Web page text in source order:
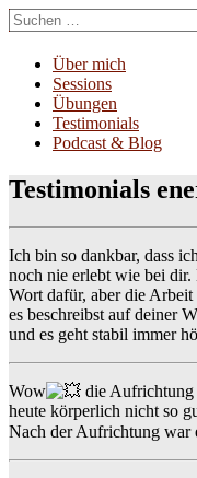
Zum
Inhalt
springen
Suchen
nach:
Über mich
Sessions
Übungen
Testimonials
Podcast & Blog
Testimonials
Ich bin so dankbar, dass
noch nie erlebt wie bei
Wort dafür, aber die
es beschreibst auf deiner
und es geht stabil immer
Wow die Aufrichtung
heute körperlich nicht so
Nach der Aufrichtung war